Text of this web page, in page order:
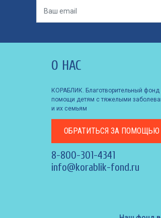
О НАС
КОРАБЛИК. Благотворительный фонд
помощи детям с тяжелыми
и их семьям
ОБРАТИТЬСЯ ЗА ПОМОЩЬЮ
8-800-301-4341
info@korablik-fond.ru